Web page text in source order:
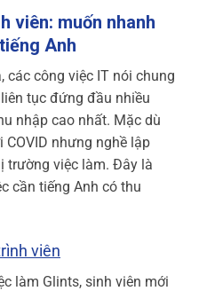
viên: muốn nhanh
Anh
các công việc IT nói chung
tục đứng đầu nhiều
nhập cao nhất. Mặc dù
nhưng nghề lập
trường việc làm. Đây là
cần tiếng Anh có thu
viên
làm Glints, sinh viên mới